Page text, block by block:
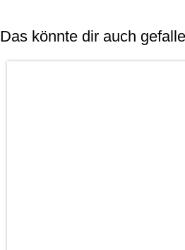
Das könnte dir auch